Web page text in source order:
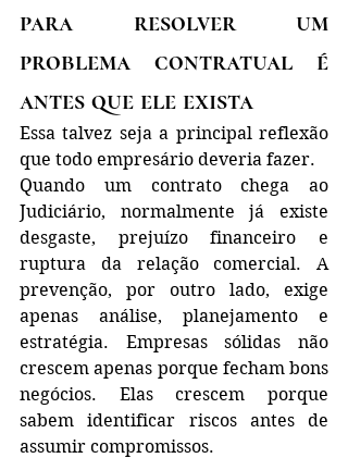
para resolver um
problema contratual é
antes que ele exista
Essa talvez seja a principal reflexão
que todo empresário deveria fazer.
Quando um contrato chega ao
Judiciário, normalmente já existe
desgaste, prejuízo financeiro e
ruptura da relação comercial. A
prevenção, por outro lado, exige
apenas análise, planejamento e
estratégia. Empresas sólidas não
crescem apenas porque fecham bons
negócios. Elas crescem porque
sabem identificar riscos antes de
assumir compromissos.